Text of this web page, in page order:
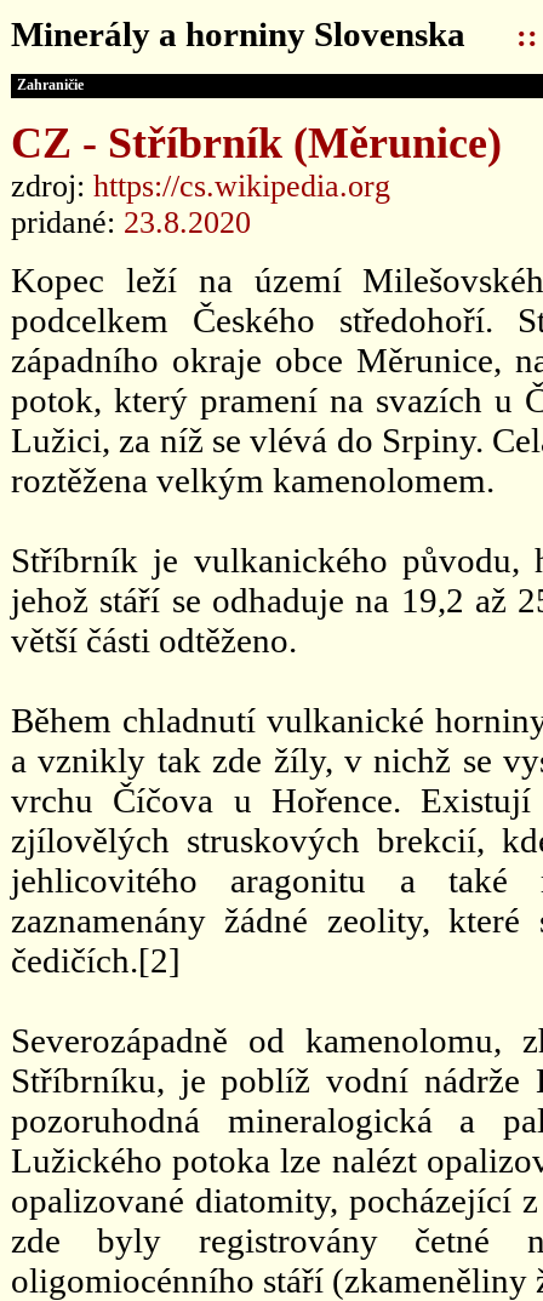
Minerály a horniny Slovenska ::
Zahraničie
CZ - Stříbrník (Měrunice)
zdroj: https://cs.wikipedia.org
pridané: 23.8.2020
Kopec leží na území
podcelkem Českého
západního okraje obce Měrunice,
potok, který pramení na svazích u
Lužici, za níž se vlévá do Srpiny.
roztěžena velkým kamenolomem.
Stříbrník je vulkanického původu,
jehož stáří se odhaduje na 19,2 až
větší části odtěženo.
Během chladnutí vulkanické
a vznikly tak zde žíly, v nichž se
vrchu Číčova u Hořence.
zjílovělých struskových brekcií,
jehlicovitého aragonitu a také
zaznamenány žádné zeolity,
čedičích.[2]
Severozápadně od
Stříbrníku, je poblíž vodní
pozoruhodná mineralogická a
Lužického potoka lze nalézt
opalizované diatomity, pocházející
zde byly registrovány četné
oligomiocénního stáří